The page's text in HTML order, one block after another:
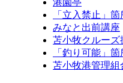
港園亭
「立入禁止」箇
みなと出前講座
苫小牧クルーズ
「釣り可能」箇
苫小牧港管理組